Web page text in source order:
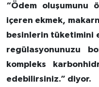
“Ödem oluşumunu
içeren ekmek,
besinlerin tüketimini
regülasyonunuzu
kompleks
edebilirsiniz.” diyor.